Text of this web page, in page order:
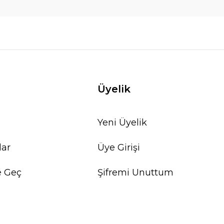
Geç
Üyelik
Yeni Üyelik
Üye Girişi
Şifremi Unuttum